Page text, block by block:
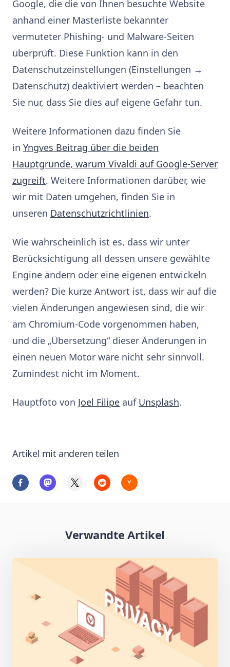
Google, die die von Ihnen besuchte Website
anhand einer Masterliste bekannter
vermuteter Phishing- und Malware-Seiten
überprüft. Diese Funktion kann in den
Datenschutzeinstellungen (Einstellungen →
Datenschutz) deaktiviert werden – beachten
Sie nur, dass Sie dies auf eigene Gefahr tun.
Weitere Informationen dazu finden Sie
in Yngves Beitrag über die beiden
Hauptgründe, warum Vivaldi auf Google-Server
zugreift. Weitere Informationen darüber, wie
wir mit Daten umgehen, finden Sie in
unseren Datenschutzrichtlinien.
Wie wahrscheinlich ist es, dass wir unter
Berücksichtigung all dessen unsere gewählte
Engine ändern oder eine eigenen entwickeln
werden? Die kurze Antwort ist, dass wir auf die
vielen Änderungen angewiesen sind, die wir
am Chromium-Code vorgenommen haben,
und die „Übersetzung“ dieser Änderungen in
einen neuen Motor wäre nicht sehr sinnvoll.
Zumindest nicht im Moment.
Hauptfoto von Joel Filipe auf Unsplash.
Artikel mit anderen teilen
Verwandte Artikel